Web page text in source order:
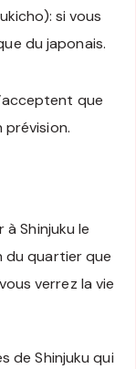
si vous
du japonais.
que
prévision.
Shinjuku le
du quartier que
verrez la vie
de Shinjuku qui